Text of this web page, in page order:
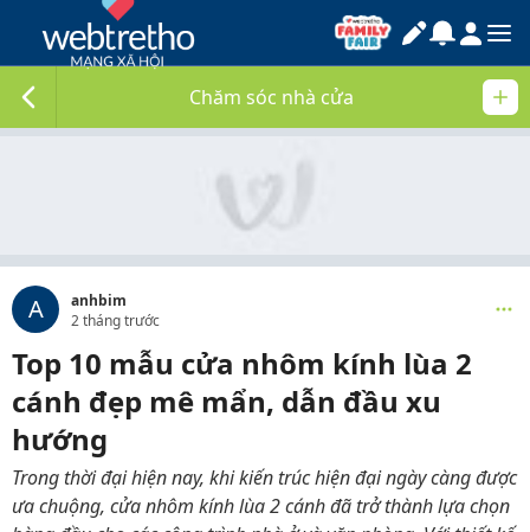
Chăm sóc nhà cửa
A
anhbim
2 tháng trước
Top 10 mẫu cửa nhôm kính lùa 2
cánh đẹp mê mẩn, dẫn đầu xu
hướng
Trong thời đại hiện nay, khi kiến trúc hiện đại ngày càng được
ưa chuộng, cửa nhôm kính lùa 2 cánh đã trở thành lựa chọn